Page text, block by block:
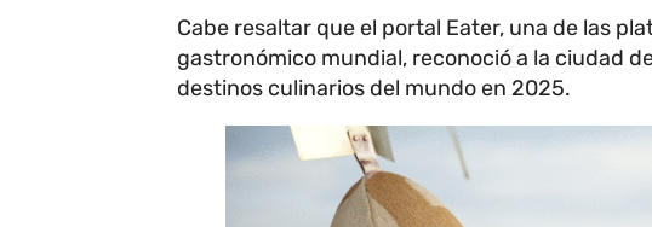
Cabe resaltar que el portal Eater, una de las
gastronómico mundial, reconoció a la ciudad
destinos culinarios del mundo en 2025.